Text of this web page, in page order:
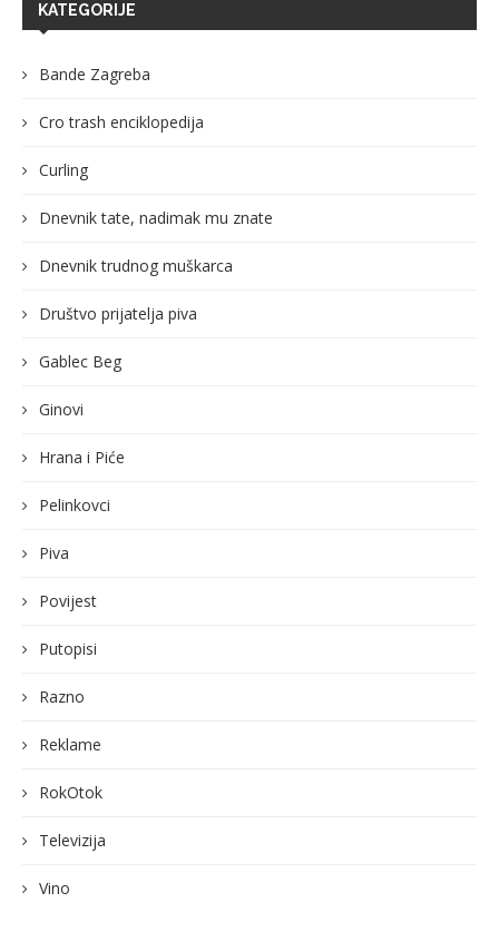
KATEGORIJE
Bande Zagreba
Cro trash enciklopedija
Curling
Dnevnik tate, nadimak mu znate
Dnevnik trudnog muškarca
Društvo prijatelja piva
Gablec Beg
Ginovi
Hrana i Piće
Pelinkovci
Piva
Povijest
Putopisi
Razno
Reklame
RokOtok
Televizija
Vino